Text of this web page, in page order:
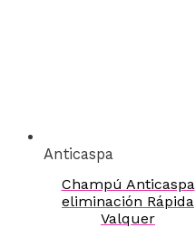
Anticaspa
Champú Anticaspa
eliminación Rápida
Valquer